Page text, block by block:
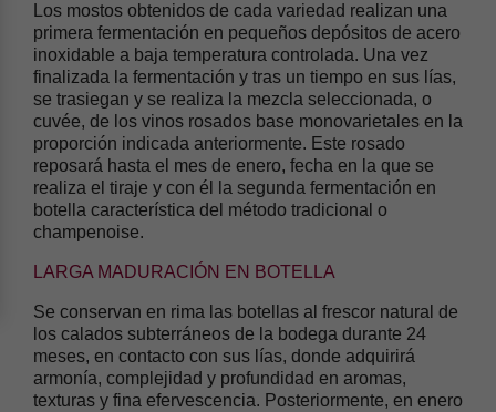
Los mostos obtenidos de cada variedad realizan una
primera fermentación en pequeños depósitos de acero
inoxidable a baja temperatura controlada. Una vez
finalizada la fermentación y tras un tiempo en sus lías,
se trasiegan y se realiza la mezcla seleccionada, o
cuvée, de los vinos rosados base monovarietales en la
proporción indicada anteriormente. Este rosado
reposará hasta el mes de enero, fecha en la que se
realiza el tiraje y con él la segunda fermentación en
botella característica del método tradicional o
champenoise.
LARGA MADURACIÓN EN BOTELLA
Se conservan en rima las botellas al frescor natural de
los calados subterráneos de la bodega durante 24
meses, en contacto con sus lías, donde adquirirá
armonía, complejidad y profundidad en aromas,
texturas y fina efervescencia. Posteriormente, en enero